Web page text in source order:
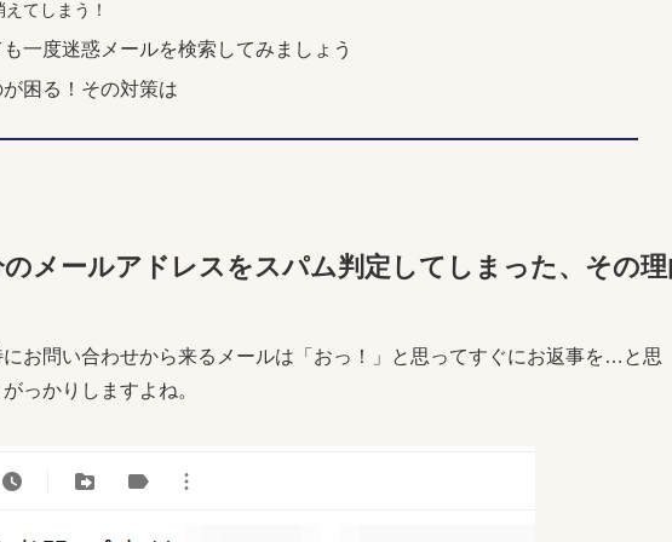
てしまう！
一度迷惑メールを検索してみましょう
困る！その対策は
メールアドレスをスパム判定してしまった、その理
お問い合わせから来るメールは「おっ！」と思ってすぐにお返事を…と思
っかりしますよね。